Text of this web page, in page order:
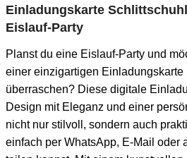
Einladungskarte
Eislauf-Party
Planst du eine Eislauf-Party und
einer einzigartigen Einladungskarte
überraschen? Diese digitale
Design mit Eleganz und einer
nicht nur stilvoll, sondern auch
einfach per WhatsApp, E-Mail oder